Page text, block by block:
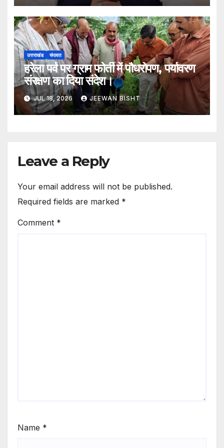
उत्तराखंड चंपावत
हरेला पर्व पर ग्राम फोर्ती में पौधरोपण, पर्यावरण
संरक्षण का दिया संदेश।
JUL 18, 2026 JEEWAN BISHT
Leave a Reply
Your email address will not be published.
Required fields are marked *
Comment *
Name *